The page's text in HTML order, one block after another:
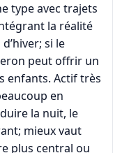
type avec trajets
la réalité
si le
peut offrir un
enfants. Actif très
en
la nuit, le
mieux vaut
plus central ou